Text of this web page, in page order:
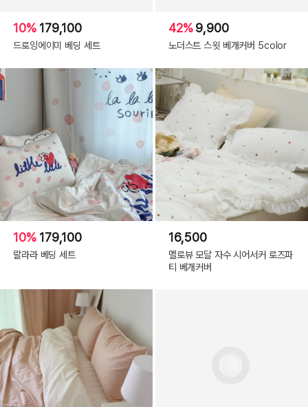
10% 179,100
드로잉에이미 베딩 세트
42%9,900
노더스트 스윗 베개커버 5color
10% 179,100
랄라라 베딩 세트
16,500
멜로뷰 모달 자수 시어서커 로즈파
티 베개커버